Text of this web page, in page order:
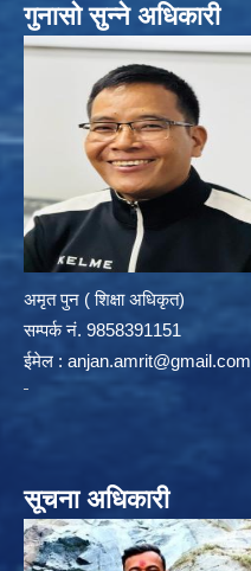
गुनासो सुन्ने अधिकारी
अमृत पुन ( शिक्षा अधिकृत)
सम्पर्क न‌ं. 9858391151
ईमेल : anjan.amrit@gmail.com
सूचना अधिकारी